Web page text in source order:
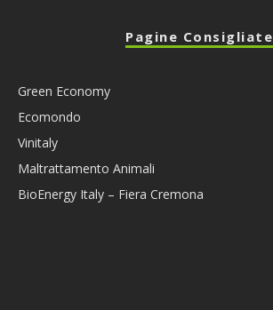
Pagine Consigliate
Green Economy
Ecomondo
Vinitaly
Maltrattamento Animali
BioEnergy Italy – Fiera Cremona